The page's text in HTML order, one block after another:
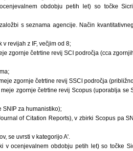
obdobju petih let) so točke
s seznama agencije. Način
revijah z IF, večjim od 8;
zgornje četrtine revij SCI področja (cca
zgornje četrtine revij SSCI področja
zgornje četrtine revij Scopus (uporablja se
za humanistiko);
of Citation Reports), v zbirki Scopus pa
se uvrsti v kategorijo A'.
v ocenjevalnem obdobju petih let) so točke